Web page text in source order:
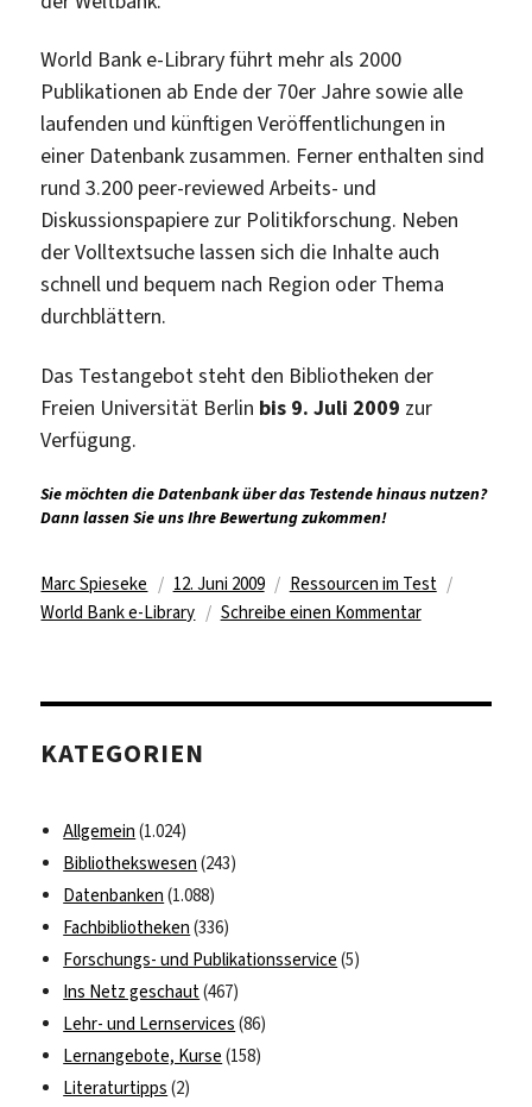
World Bank e-Library führt mehr als 2000
Publikationen ab Ende der 70er Jahre sowie alle
laufenden und künftigen Veröffentlichungen in
einer Datenbank zusammen. Ferner enthalten sind
rund 3.200 peer-reviewed Arbeits- und
Diskussionspapiere zur Politikforschung. Neben
der Volltextsuche lassen sich die Inhalte auch
schnell und bequem nach Region oder Thema
durchblättern.
Das Testangebot steht den Bibliotheken der
Freien Universität Berlin bis 9. Juli 2009 zur
Verfügung.
Sie möchten die Datenbank über das Testende hinaus nutzen?
Dann lassen Sie uns Ihre Bewertung zukommen!
Autor
Marc Spieseke
Veröffentlicht
am
12. Juni 2009 Kategorien
Ressourcen im Test
World Bank e-Library
Schreibe einen Kommentarzu
E-
KATEGORIEN
Allgemein (1.024)
Bibliothekswesen (243)
Datenbanken (1.088)
Fachbibliotheken (336)
Forschungs- und Publikationsservice (5)
Ins Netz geschaut(467)
Lehr- und Lernservices (86)
Lernangebote, Kurse (158)
Literaturtipps (2)